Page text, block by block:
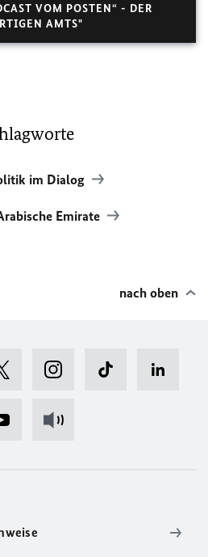
VOM POSTEN“ - DER
AMTS"
im Dialog
Emirate
nach oben